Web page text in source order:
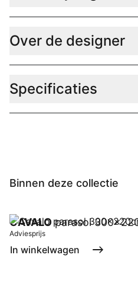
Over de designer
Specificaties
Binnen deze collectie
CAVALOparasol
Adviesprijs
In winkelwagen